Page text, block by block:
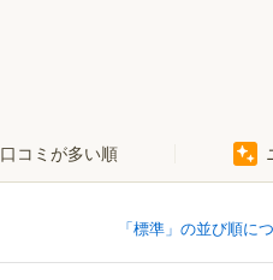
高田駅（高松）
口コミが多い順
「標準」の並び順に